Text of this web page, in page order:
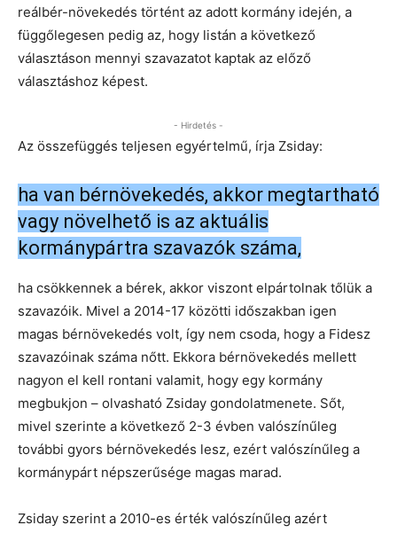
reálbér-növekedés történt az adott kormány idején, a
függőlegesen pedig az, hogy listán a következő
választáson mennyi szavazatot kaptak az előző
választáshoz képest.
- Hirdetés -
Az összefüggés teljesen egyértelmű, írja Zsiday:
ha van bérnövekedés, akkor megtartható
vagy növelhető is az aktuális
kormánypártra szavazók száma,
ha csökkennek a bérek, akkor viszont elpártolnak tőlük a
szavazóik. Mivel a 2014-17 közötti időszakban igen
magas bérnövekedés volt, így nem csoda, hogy a Fidesz
szavazóinak száma nőtt. Ekkora bérnövekedés mellett
nagyon el kell rontani valamit, hogy egy kormány
megbukjon – olvasható Zsiday gondolatmenete. Sőt,
mivel szerinte a következő 2-3 évben valószínűleg
további gyors bérnövekedés lesz, ezért valószínűleg a
kormánypárt népszerűsége magas marad.
Zsiday szerint a 2010-es érték valószínűleg azért